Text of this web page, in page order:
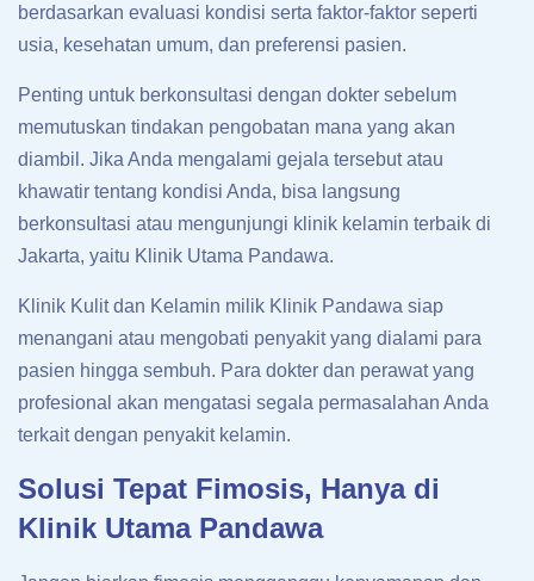
berdasarkan evaluasi kondisi serta faktor-faktor seperti
usia, kesehatan umum, dan preferensi pasien.
Penting untuk berkonsultasi dengan dokter sebelum
memutuskan tindakan pengobatan mana yang akan
diambil. Jika Anda mengalami gejala tersebut atau
khawatir tentang kondisi Anda, bisa langsung
berkonsultasi atau mengunjungi klinik kelamin terbaik di
Jakarta, yaitu Klinik Utama Pandawa.
Klinik Kulit dan Kelamin milik Klinik Pandawa siap
menangani atau mengobati penyakit yang dialami para
pasien hingga sembuh. Para dokter dan perawat yang
profesional akan mengatasi segala permasalahan Anda
terkait dengan penyakit kelamin.
Solusi Tepat Fimosis, Hanya di
Klinik Utama Pandawa